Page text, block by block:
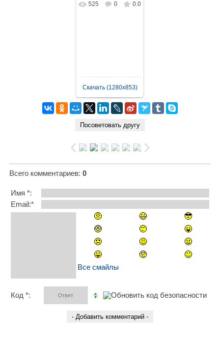
В реальном
525 0 0.0
Скачать (1280x853)
Всего комментариев: 0
Имя *:
Email:*
Все смайлы
Код *: